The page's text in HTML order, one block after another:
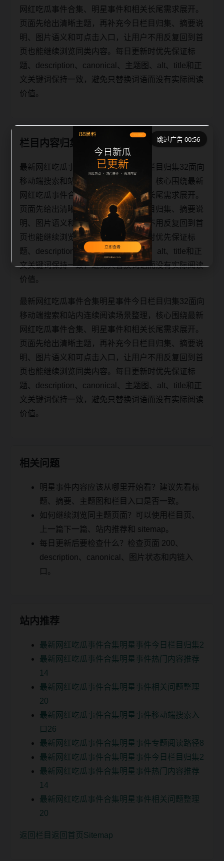
网红吃瓜事件合集、明星事件和相关长尾需求展开。
页面先给出清晰主题，再补充今日栏目归集、摘要说
明、图片语义和可点击入口，让用户不用反复回到首
页也能继续浏览同类内容。每日更新时优先保证标
题、description、canonical、主题图、alt、title和正
文关键词保持一致，避免只替换词语而没有实际阅读
价值。
栏目内容归集
最新网红吃瓜事件合集明星事件今日栏目归集32面向
移动端搜索和站内连续阅读场景整理，核心围绕最新
网红吃瓜事件合集、明星事件和相关长尾需求展开。
页面先给出清晰主题，再补充今日栏目归集、摘要说
明、图片语义和可点击入口，让用户不用反复回到首
页也能继续浏览同类内容。每日更新时优先保证标
题、description、canonical、主题图、alt、title和正
文关键词保持一致，避免只替换词语而没有实际阅读
价值。
最新网红吃瓜事件合集明星事件今日栏目归集32面向
移动端搜索和站内连续阅读场景整理，核心围绕最新
网红吃瓜事件合集、明星事件和相关长尾需求展开。
页面先给出清晰主题，再补充今日栏目归集、摘要说
明、图片语义和可点击入口，让用户不用反复回到首
页也能继续浏览同类内容。每日更新时优先保证标
题、description、canonical、主题图、alt、title和正
文关键词保持一致，避免只替换词语而没有实际阅读
价值。
相关问题
明星事件内容应该从哪里开始看？建议先看标
题、摘要、主题图和栏目入口是否一致。
如何继续浏览同主题页面？可以使用栏目页、
上一篇下一篇、站内推荐和 sitemap。
每日更新后要检查什么？检查页面 200、
description、canonical、图片状态和内链入
口。
站内推荐
最新网红吃瓜事件合集明星事件今日栏目归集2
最新网红吃瓜事件合集明星事件热门内容推荐
14
最新网红吃瓜事件合集明星事件相关问题整理
20
最新网红吃瓜事件合集明星事件移动端搜索入
口26
最新网红吃瓜事件合集明星事件专题阅读路径8
最新网红吃瓜事件合集明星事件今日栏目归集2
最新网红吃瓜事件合集明星事件热门内容推荐
14
最新网红吃瓜事件合集明星事件相关问题整理
20
返回栏目 返回首页 Sitemap
跳过广告 00:56